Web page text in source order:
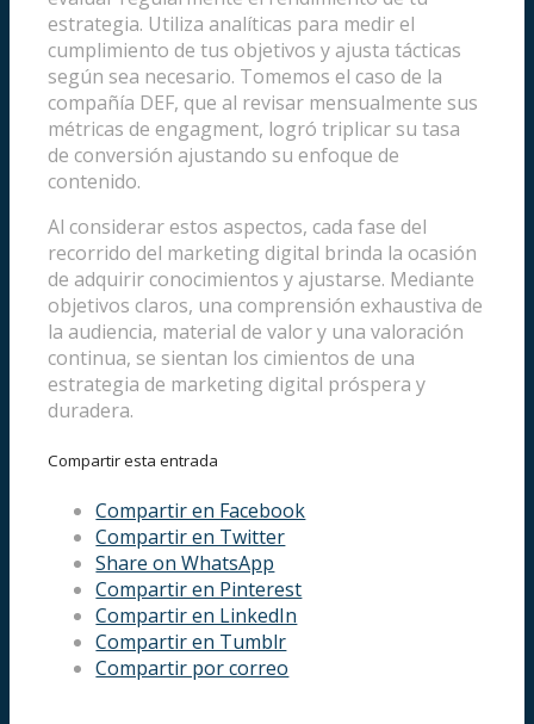
estrategia. Utiliza analíticas para medir el
cumplimiento de tus objetivos y ajusta tácticas
según sea necesario. Tomemos el caso de la
compañía DEF, que al revisar mensualmente sus
métricas de engagment, logró triplicar su tasa
de conversión ajustando su enfoque de
contenido.
Al considerar estos aspectos, cada fase del
recorrido del marketing digital brinda la ocasión
de adquirir conocimientos y ajustarse. Mediante
objetivos claros, una comprensión exhaustiva de
la audiencia, material de valor y una valoración
continua, se sientan los cimientos de una
estrategia de marketing digital próspera y
duradera.
Compartir esta entrada
Compartir en Facebook
Compartir en Twitter
Share on WhatsApp
Compartir en Pinterest
Compartir en LinkedIn
Compartir en Tumblr
Compartir por correo